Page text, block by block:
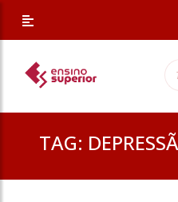
TAG: